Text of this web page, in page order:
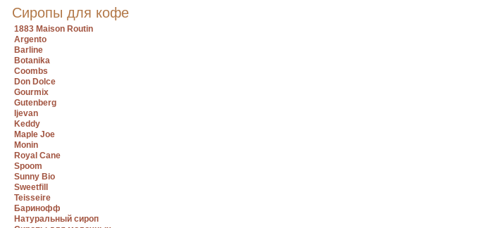
Сиропы для кофе
1883 Maison Routin
Argento
Barline
Botanika
Coombs
Don Dolce
Gourmix
Gutenberg
Ijevan
Keddy
Maple Joe
Monin
Royal Cane
Spoom
Sunny Bio
Sweetfill
Teisseire
Баринофф
Натуральный сироп